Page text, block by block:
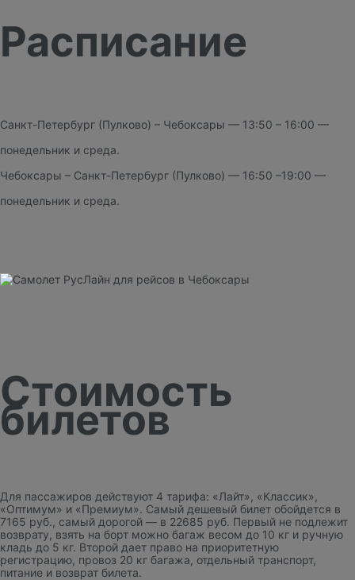
Расписание
Санкт-Петербург (Пулково) – Чебоксары — 13:50 – 16:00 —
понедельник и среда.
Чебоксары – Санкт-Петербург (Пулково) — 16:50 –19:00 —
понедельник и среда.
Стоимость
билетов
Для пассажиров действуют 4 тарифа: «Лайт», «Классик»,
«Оптимум» и «Премиум». Самый дешевый билет обойдется в
7165 руб., самый дорогой — в 22685 руб. Первый не подлежит
возврату, взять на борт можно багаж весом до 10 кг и ручную
кладь до 5 кг. Второй дает право на приоритетную
регистрацию, провоз 20 кг багажа, отдельный транспорт,
питание и возврат билета.